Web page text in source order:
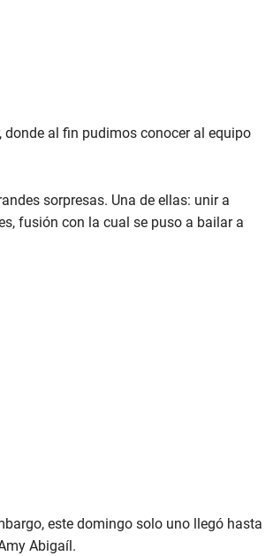
donde al fin pudimos conocer al equipo
sorpresas. Una de ellas: unir a
fusión con la cual se puso a bailar a
este domingo solo uno llegó hasta
Abigaíl.